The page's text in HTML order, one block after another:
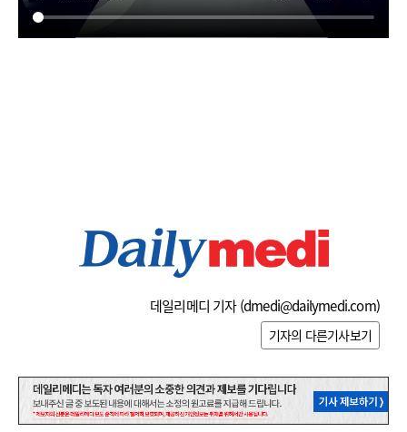
데일리메디 기자 (dmedi@dailymedi.com)
기자의 다른기사보기